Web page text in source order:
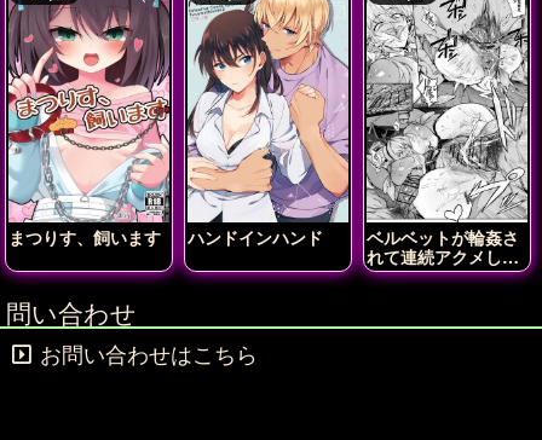
まつりす、飼います ハンドインハンド
ベルベットが輪姦さ
れて連続アクメしち
ゃう!!
問い合わせ
お問い合わせはこちら